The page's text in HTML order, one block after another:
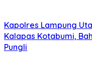
Kapolres Lampung
Kalapas Kotabumi,
Pungli